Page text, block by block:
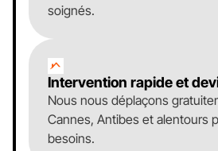
soignés.
Intervention rapide et
Nous nous déplaçons
Cannes, Antibes et alentours
besoins.